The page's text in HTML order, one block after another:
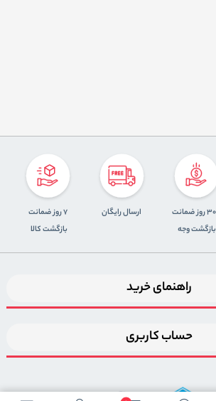
30 روز ضمانت
بازگشت وجه
ارسال رایگان
7 روز ضمانت
بازگشت کالا
راهنمای خرید
حساب کاربری